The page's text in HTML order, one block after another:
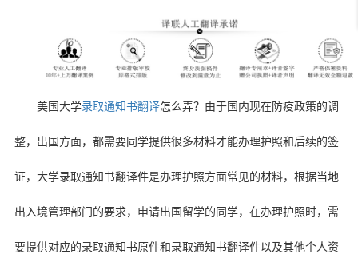
美国大学录取通知书翻译怎么弄？由于国内现在防疫政策的调
整，出国方面，都需要同学提供很多材料才能办理护照和后续的签
证，大学录取通知书翻译件是办理护照方面常见的材料，根据当地
出入境管理部门的要求，申请出国留学的同学，在办理护照时，需
要提供对应的录取通知书原件和录取通知书翻译件以及其他个人资